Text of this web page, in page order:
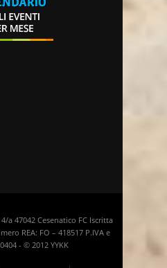
a 47042 Cesenatico FC Iscritta
REA: FO – 418517 P.IVA e
- © 2012 YYKK